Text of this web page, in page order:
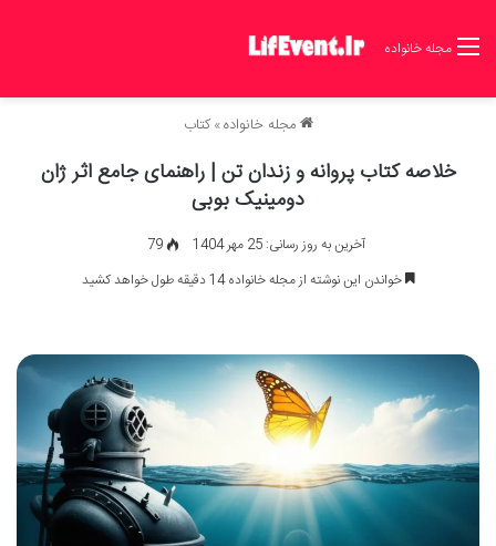
مجله خانواده
مجله خانواده» کتاب
خلاصه کتاب پروانه و زندان تن | راهنمای جامع اثر ژان
دومینیک بوبی
آخرین به روز رسانی: 25 مهر 1404
79
خواندن این نوشته از مجله خانواده 14 دقیقه طول خواهد کشید